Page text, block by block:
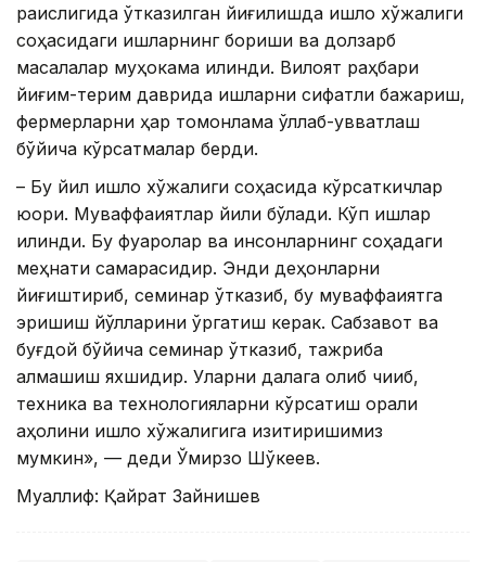
раислигида ўтказилган йиғилишда қишлоқ хўжалиги
соҳасидаги ишларнинг бориши ва долзарб
масалалар муҳокама қилинди. Вилоят раҳбари
йиғим-терим даврида ишларни сифатли бажариш,
фермерларни ҳар томонлама қўллаб-қувватлаш
бўйича кўрсатмалар берди.
– Бу йил қишлоқ хўжалиги соҳасида кўрсаткичлар
юқори. Муваффақиятлар йили бўлади. Кўп ишлар
қилинди. Бу фуқаролар ва инсонларнинг соҳадаги
меҳнати самарасидир. Энди деҳқонларни
йиғиштириб, семинар ўтказиб, бу муваффақиятга
эришиш йўлларини ўргатиш керак. Сабзавот ва
буғдой бўйича семинар ўтказиб, тажриба
алмашиш яхшидир. Уларни далага олиб чиқиб,
техника ва технологияларни кўрсатиш орқали
аҳолини қишлоқ хўжалигига қизиқтиришимиз
мумкин», — деди Ўмирзоқ Шўкеев.
Муаллиф: Қайрат Зайнишев